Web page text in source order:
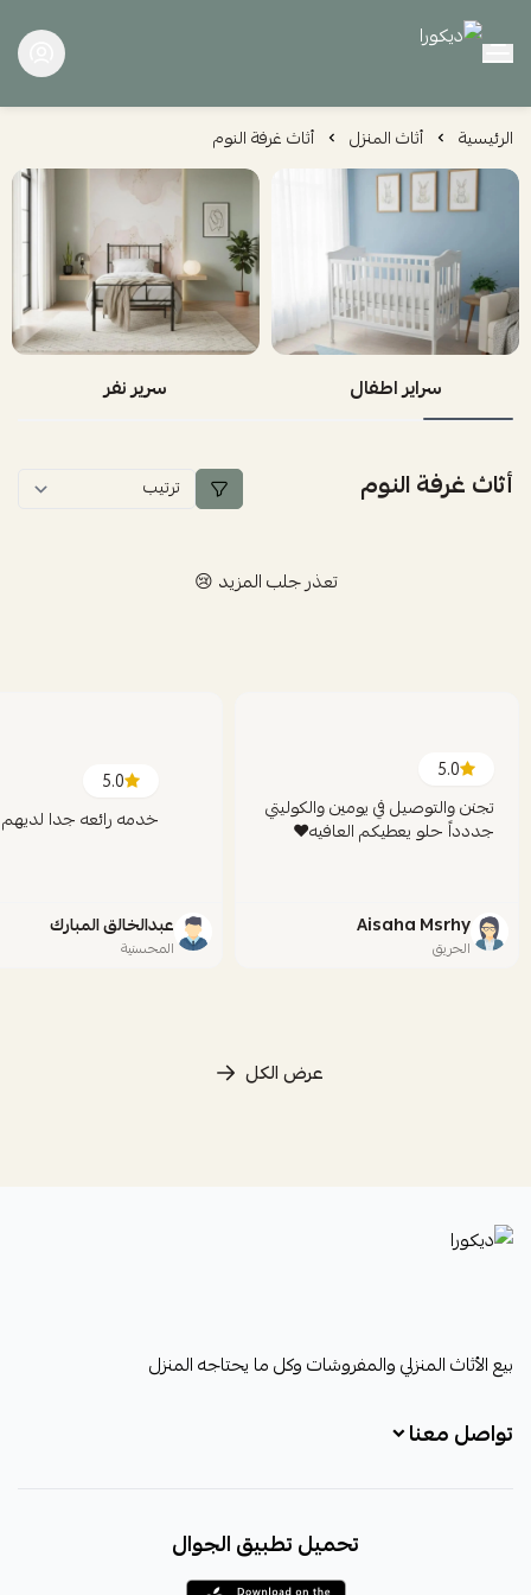
ديكورا
الرئيسية أثاث المنزل أثاث غرفة النوم
سراير اطفال سرير نفر
أثاث غرفة النوم
تعذر جلب المزيد 😢
5.0
تجنن والتوصيل في يومين والكوليتي
جددداً حلو يعطيكم العافيه❤️
Aisaha Msrhy
الحريق
5.0
خدمه رائعه جدا لديهم
عبدالخالق المبارك
المحسنية
عرض الكل
ديكورا
بيع الأثاث المنزلي والمفروشات وكل ما يحتاجه المنزل
تواصل معنا
تحميل تطبيق الجوال